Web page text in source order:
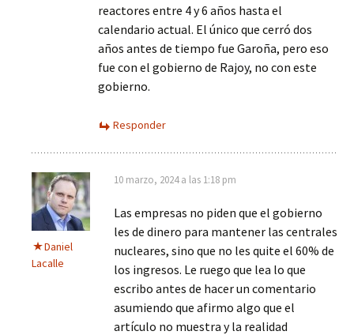
reactores entre 4 y 6 años hasta el
calendario actual. El único que cerró dos
años antes de tiempo fue Garoña, pero eso
fue con el gobierno de Rajoy, no con este
gobierno.
Responder
Daniel
Lacalle
10 marzo, 2024 a las 1:18 pm
Las empresas no piden que el gobierno
les de dinero para mantener las centrales
nucleares, sino que no les quite el 60% de
los ingresos. Le ruego que lea lo que
escribo antes de hacer un comentario
asumiendo que afirmo algo que el
artículo no muestra y la realidad